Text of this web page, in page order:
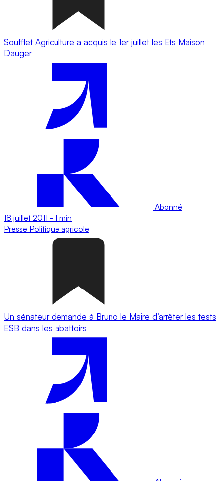
Soufflet Agriculture a acquis le 1er juillet les Ets Maison
Dauger
Abonné
18 juillet 2011 - 1 min
Presse Politique agricole
Un sénateur demande à Bruno le Maire d’arrêter les tests
ESB dans les abattoirs